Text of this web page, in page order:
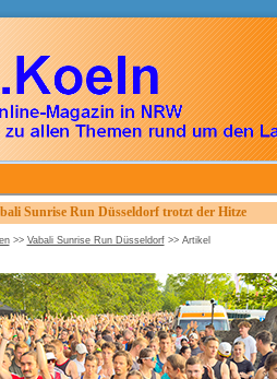
Sunrise Run Düsseldorf trotzt der Hitze
>> Vabali Sunrise Run Düsseldorf>> Artikel